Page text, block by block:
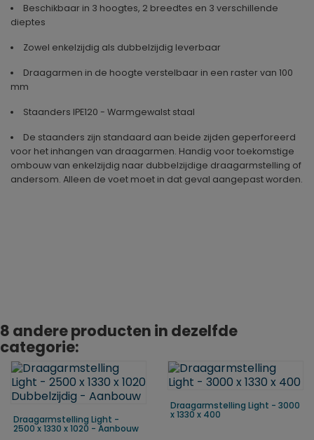
Beschikbaar in 3 hoogtes, 2 breedtes en 3 verschillende
dieptes
Zowel enkelzijdig als dubbelzijdig leverbaar
Draagarmen in de hoogte verstelbaar in een raster van 100
mm
Staanders IPE120 - Warmgewalst staal
De staanders zijn standaard aan beide zijden geperforeerd
voor het inhangen van draagarmen. Handig voor toekomstige
ombouw van enkelzijdig naar dubbelzijdige draagarmstelling of
andersom. Alleen de voet moet in dat geval aangepast worden.
8 andere producten in dezelfde
categorie:
Draagarmstelling Light -
2500 x 1330 x 1020 - Aanbouw
Draagarmstelling Light - 3000
x 1330 x 400